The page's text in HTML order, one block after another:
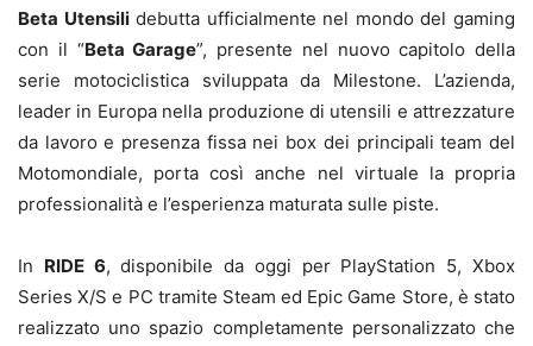
Beta Utensilidebutta ufficialmente nel mondo del gaming
con il “Beta Garage”, presente nel nuovo capitolo della
serie motociclistica sviluppata da Milestone. L’azienda,
leader in Europa nella produzione di utensili e attrezzature
da lavoro e presenza fissa nei box dei principali team del
Motomondiale, porta così anche nel virtuale la propria
professionalità e l’esperienza maturata sulle piste.
In RIDE 6, disponibile da oggi per PlayStation 5, Xbox
Series X/S e PC tramite Steam ed Epic Game Store, è stato
realizzato uno spazio completamente personalizzato che